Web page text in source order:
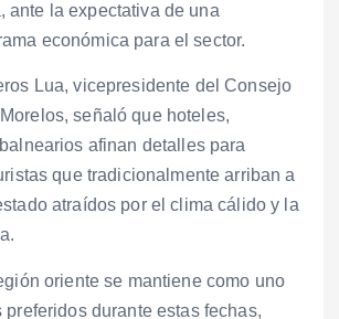
ante la expectativa de una
económica para el sector.
Lua, vicepresidente del Consejo
señaló que hoteles,
afinan detalles para
que tradicionalmente arriban a
atraídos por el clima cálido y la
oriente se mantiene como uno
preferidos durante estas fechas,